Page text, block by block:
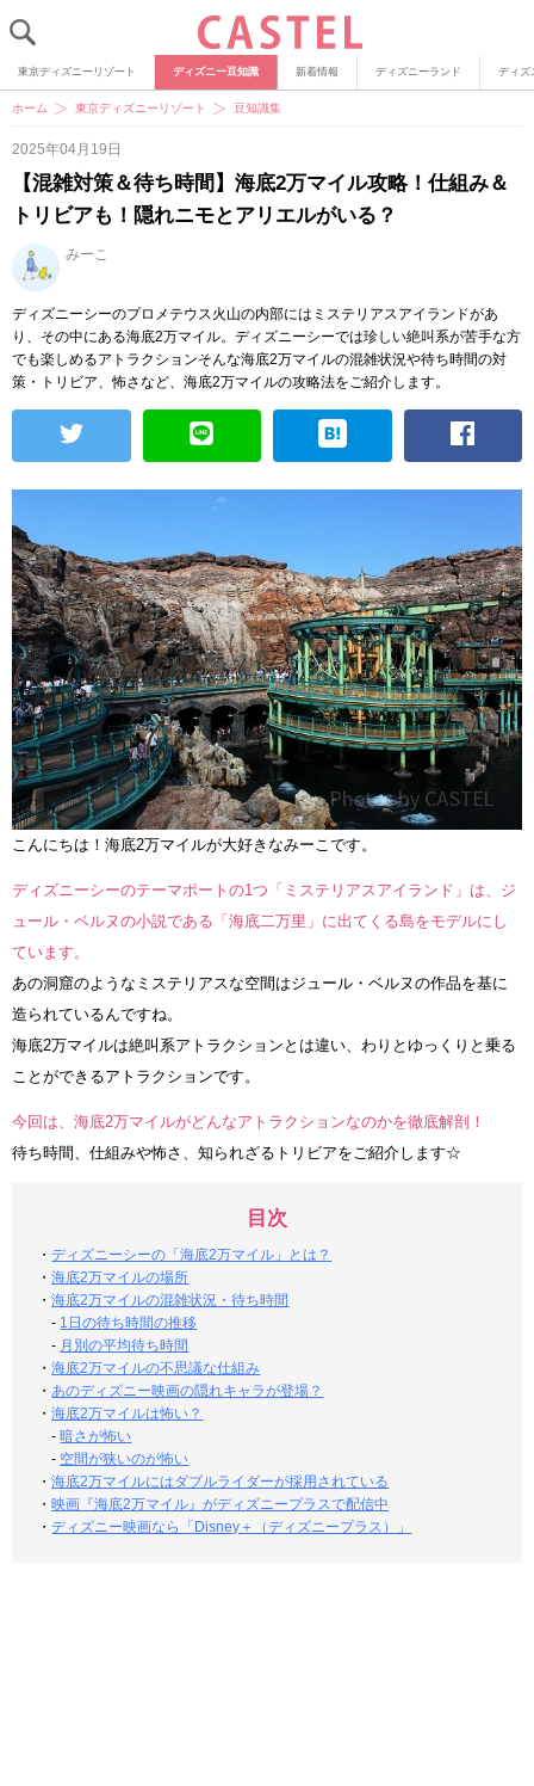
東京ディズニーリゾート ディズニー豆知識 新着情報 ディズニーランド ディズ
ホーム 東京ディズニーリゾート 豆知識集
2025年04月19日
【混雑対策＆待ち時間】海底2万マイル攻略！仕組み＆
トリビアも！隠れニモとアリエルがいる？
みーこ
ディズニーシーのプロメテウス火山の内部にはミステリアスアイランドがあ
り、その中にある海底2万マイル。ディズニーシーでは珍しい絶叫系が苦手な方
でも楽しめるアトラクションそんな海底2万マイルの混雑状況や待ち時間の対
策・トリビア、怖さなど、海底2万マイルの攻略法をご紹介します。
こんにちは！海底2万マイルが大好きなみーこです。
ディズニーシーのテーマポートの1つ「ミステリアスアイランド」は、ジ
ュール・ベルヌの小説である「海底二万里」に出てくる島をモデルにし
ています。
あの洞窟のようなミステリアスな空間はジュール・ベルヌの作品を基に
造られているんですね。
海底2万マイルは絶叫系アトラクションとは違い、わりとゆっくりと乗る
ことができるアトラクションです。
今回は、海底2万マイルがどんなアトラクションなのかを徹底解剖！
待ち時間、仕組みや怖さ、知られざるトリビアをご紹介します☆
目次
・ディズニーシーの「海底2万マイル」とは？
・海底2万マイルの場所
・海底2万マイルの混雑状況・待ち時間
- 1日の待ち時間の推移
- 月別の平均待ち時間
・海底2万マイルの不思議な仕組み
・あのディズニー映画の隠れキャラが登場？
・海底2万マイルは怖い？
-暗さが怖い
- 空間が狭いのが怖い
・海底2万マイルにはダブルライダーが採用されている
・映画『海底2万マイル』がディズニープラスで配信中
・ディズニー映画なら「Disney＋（ディズニープラス）」